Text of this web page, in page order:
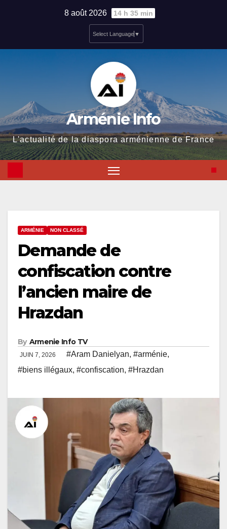
8 août 2026 14 h 35 min
Select Language ▼
Arménie Info
L'actualité de la diaspora arménienne de France
ARMÉNIE NON CLASSÉ
Demande de
confiscation contre
l’ancien maire de
Hrazdan
By Armenie Info TV
JUIN 7, 2026 #Aram Danielyan, #arménie,
#biens illégaux, #confiscation, #Hrazdan